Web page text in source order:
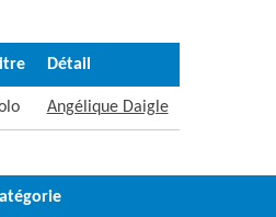
Détail
Angélique Daigle